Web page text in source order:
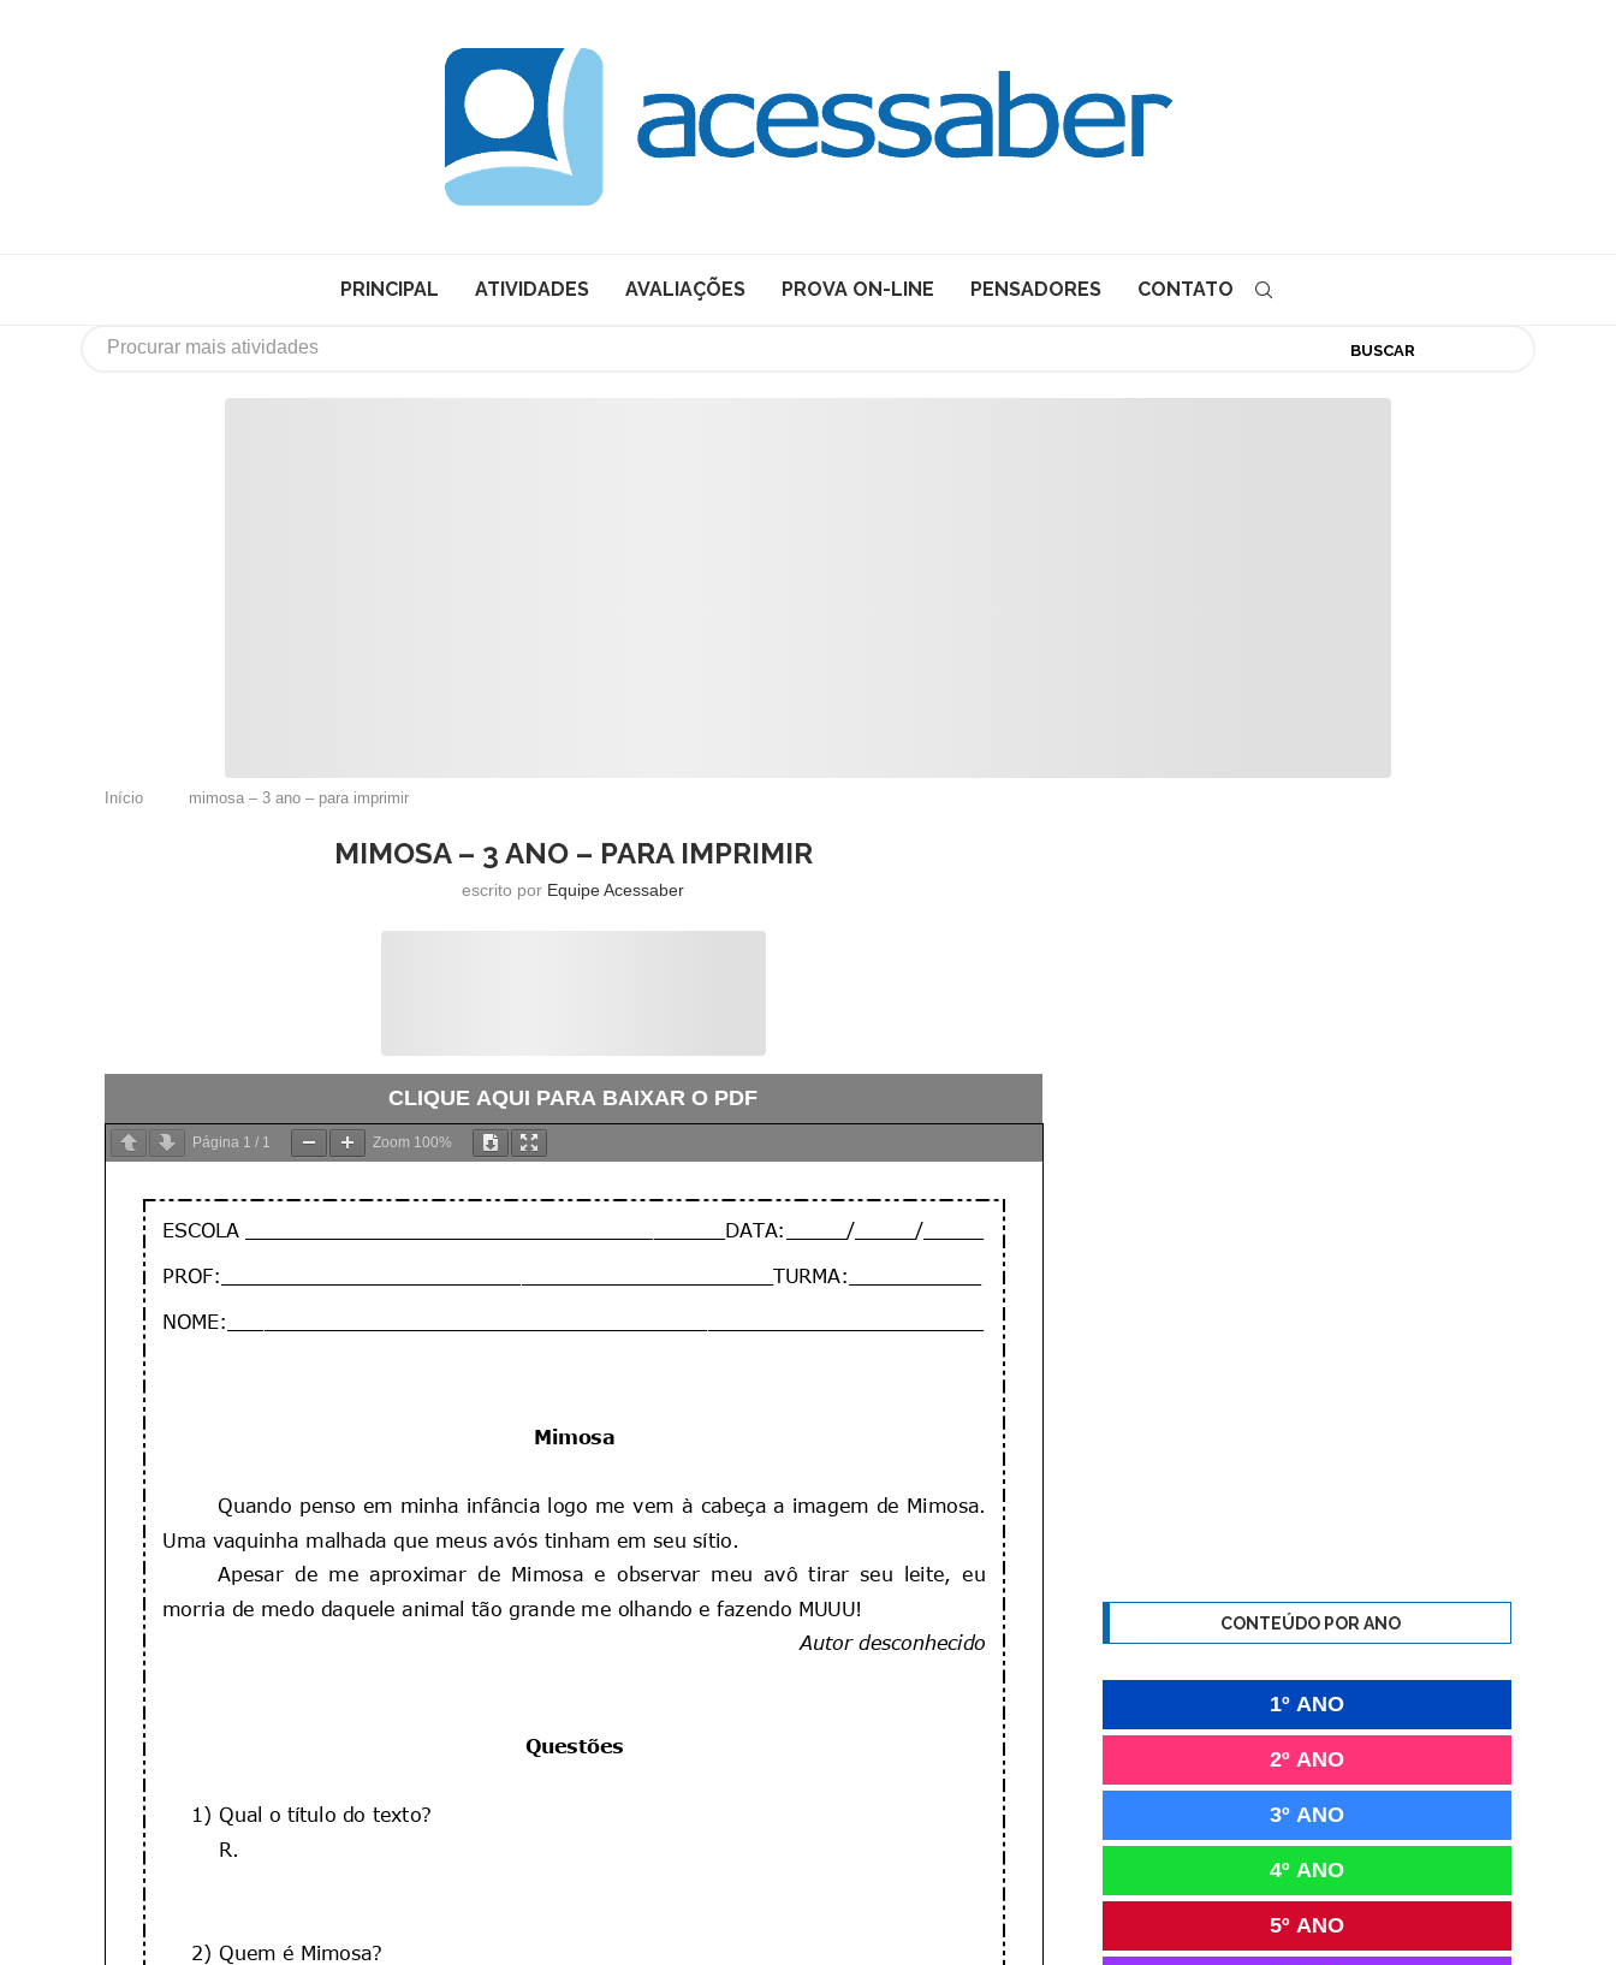
PRINCIPAL ATIVIDADES AVALIAÇÕES PROVA ON-LINE PENSADORES CONTATO
BUSCAR
Início mimosa – 3 ano – para imprimir
MIMOSA – 3 ANO – PARA IMPRIMIR
escrito por Equipe Acessaber
CLIQUE AQUI PARA BAIXAR O PDF
Página 1 / 1 Zoom 100%
CONTEÚDO POR ANO
1º ANO
2º ANO
3º ANO
4º ANO
5º ANO